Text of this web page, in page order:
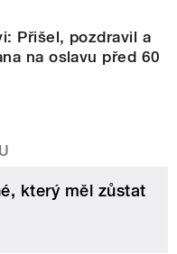
Přišel, pozdravil a
na oslavu před 60
který měl zůstat